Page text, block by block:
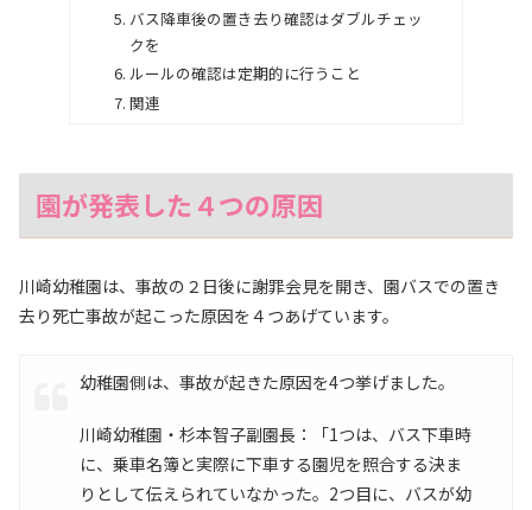
バス降車後の置き去り確認はダブルチェッ
クを
ルールの確認は定期的に行うこと
関連
園が発表した４つの原因
川崎幼稚園は、事故の２日後に謝罪会見を開き、園バスでの置き
去り死亡事故が起こった原因を４つあげています。
幼稚園側は、事故が起きた原因を4つ挙げました。
川崎幼稚園・杉本智子副園長：「1つは、バス下車時
に、乗車名簿と実際に下車する園児を照合する決ま
りとして伝えられていなかった。2つ目に、バスが幼